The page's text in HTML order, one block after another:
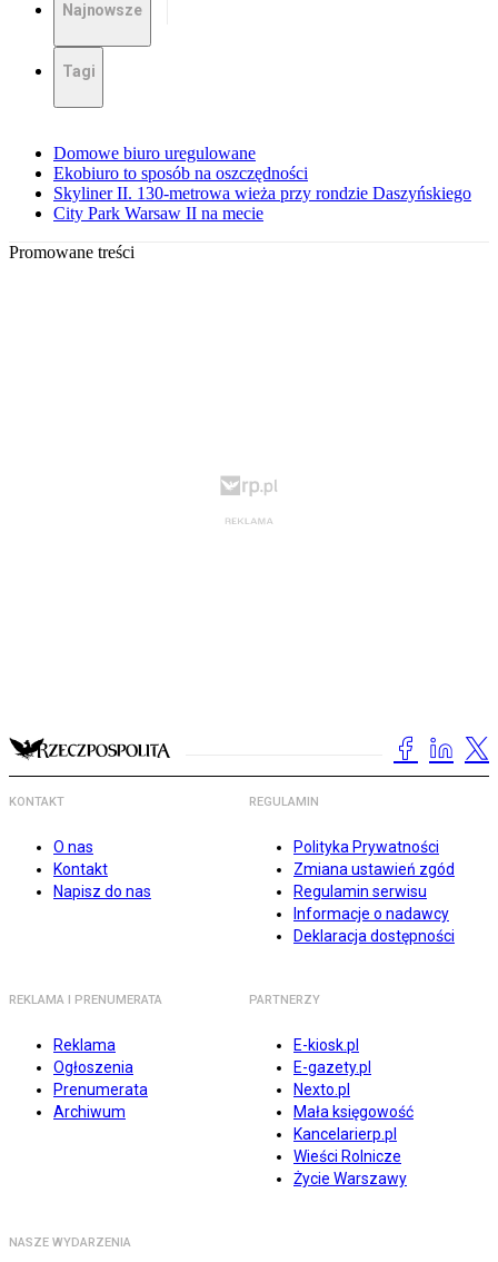
Najnowsze
Tagi
Domowe biuro uregulowane
Ekobiuro to sposób na oszczędności
Skyliner II. 130-metrowa wieża przy rondzie Daszyńskiego
City Park Warsaw II na mecie
Promowane treści
KONTAKT
O nas
Kontakt
Napisz do nas
REGULAMIN
Polityka Prywatności
Zmiana ustawień zgód
Regulamin serwisu
Informacje o nadawcy
Deklaracja dostępności
REKLAMA I PRENUMERATA
Reklama
Ogłoszenia
Prenumerata
Archiwum
PARTNERZY
E-kiosk.pl
E-gazety.pl
Nexto.pl
Mała księgowość
Kancelarierp.pl
Wieści Rolnicze
Życie Warszawy
NASZE WYDARZENIA